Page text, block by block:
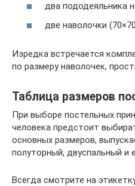
два пододеяльника
две наволочки
Изредка встречается
по размеру наволочек,
Таблица размеров
При выборе постельных
человека предстоит
основных размеров,
полуторный, двуспальный и
Всегда смотрите на